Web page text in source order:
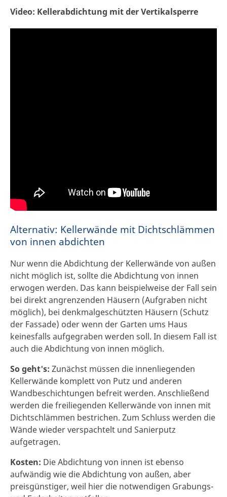
Video: Kellerabdichtung mit der Vertikalsperre
Alternativ: Kellerwände mit Dichtschlämmen
von innen abdichten
Nur wenn die Abdichtung der Kellerwände von außen
nicht möglich ist, sollte die Abdichtung von innen
erwogen werden. Das kann beispielweise der Fall sein
bei direkt angrenzenden Häusern (Aufgraben nicht
möglich), bei denkmalgeschützten Häusern (Schutz
der Fassade) oder wenn der Garten ums Haus
keinesfalls aufgegraben werden soll. In diesem Fall ist
auch die Abdichtung von innen möglich.
So geht's: Zunächst müssen die innenliegenden
Kellerwände komplett von Putz und anderen
Wandbeschichtungen befreit werden. Anschließend
werden die freiliegenden Kellerwände von innen mit
Dichtschlämmen bestrichen. Zum Schluss werden die
Wände wieder verspachtelt und Sanierputz
aufgetragen.
Kosten: Die Abdichtung von innen ist ebenso
aufwändig wie die Abdichtung von außen, aber
preisgünstiger, weil hier die notwendigen Grabungs-